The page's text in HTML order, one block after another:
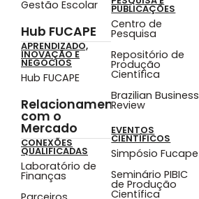
Gestão Escolar
Hub FUCAPE
APRENDIZADO,
INOVAÇÃO E
NEGÓCIOS
Hub FUCAPE
Relacionamento
com o
Mercado
CONEXÕES
QUALIFICADAS
Laboratório de
Finanças
PUBLICAÇÕES
Centro de
Pesquisa
Repositório de
Produção
Científica
Brazilian Business
Review
EVENTOS
CIENTÍFICOS
Simpósio Fucape
Seminário PIBIC
de Produção
Científica